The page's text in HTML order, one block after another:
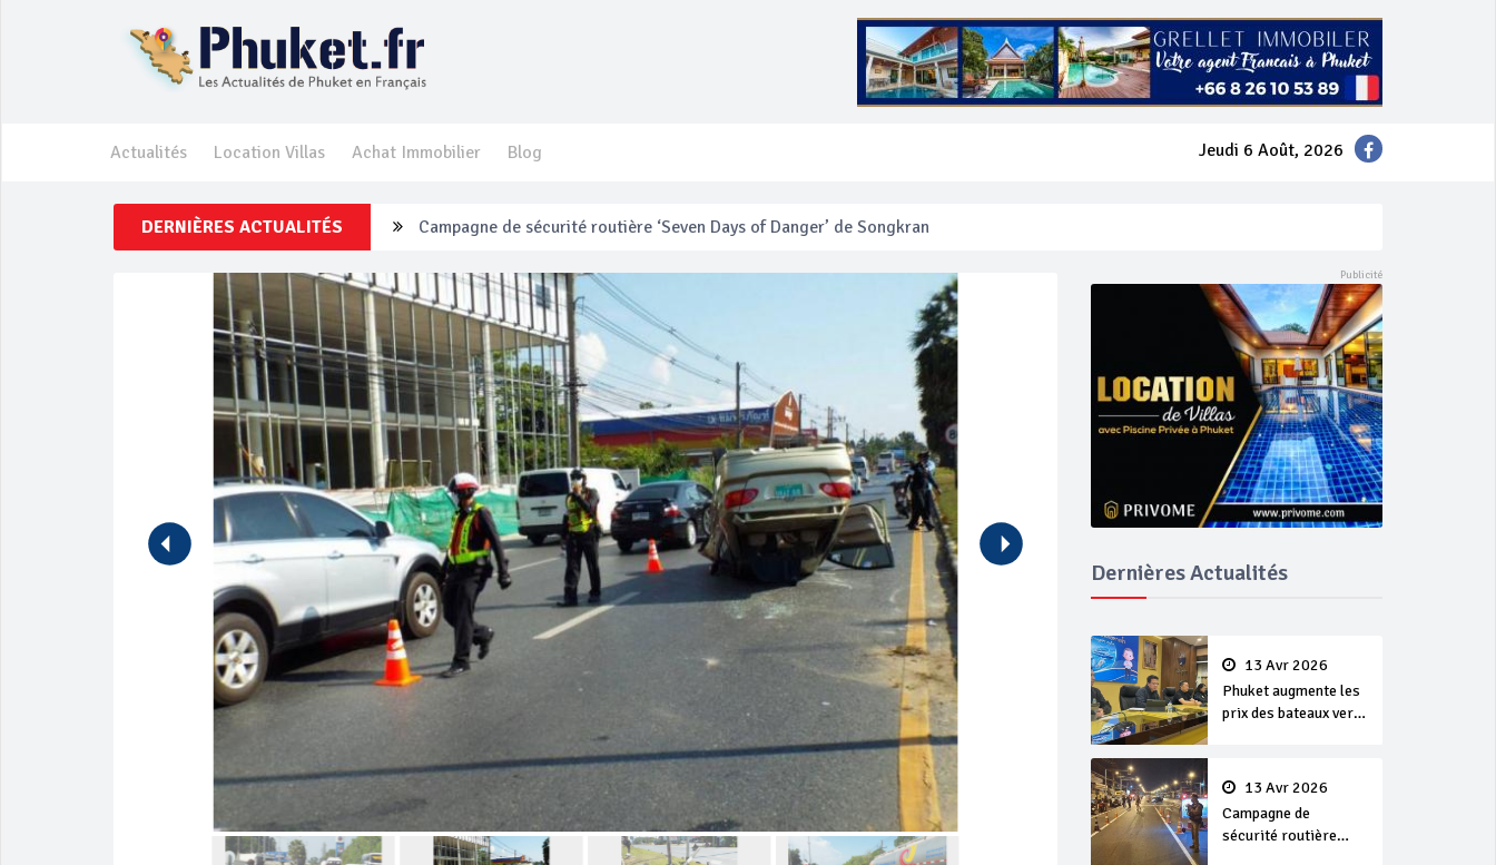
Actualités Location Villas Achat Immobilier Blog Jeudi 6 Août, 2026
DERNIÈRES ACTUALITÉS Un touriste français blessé en se faisant arracher son collier en or
Phuket Peranakan Festival
‘Phuket Eye’ assurera la sécurité pendant Songkran
Phuket augmente les prix des bateaux vers Koh Phi Phi et des excursions en mer
Campagne de sécurité routière ‘Seven Days of Danger’ de Songkran
Dernières Actualités
13 Avr 2026
Phuket augmente les
prix des bateaux vers
13 Avr 2026
Campagne de
sécurité routière